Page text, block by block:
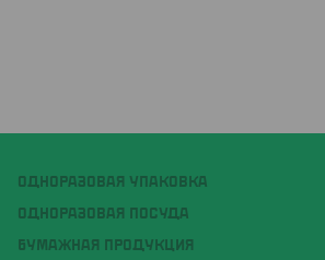
ОДНОРАЗОВАЯ УПАКОВКА
ОДНОРАЗОВАЯ ПОСУДА
БУМАЖНАЯ ПРОДУКЦИЯ